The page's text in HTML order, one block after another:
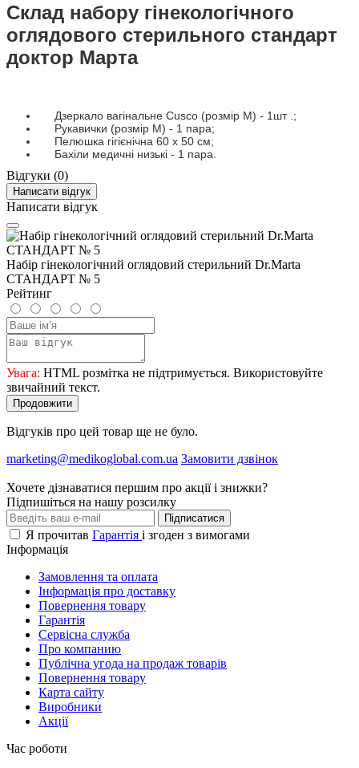
Склад набору гінекологічного
оглядового стерильного стандарт
доктор Марта
Дзеркало вагінальне Cusco (розмір М) - 1шт .;
Рукавички (розмір М) - 1 пара;
Пелюшка гігієнічна 60 х 50 см;
Бахіли медичні низькі - 1 пара.
Відгуки (0)
Написати відгук
Написати відгук
Набір гінекологічний оглядовий стерильний Dr.Marta
СТАНДАРТ № 5
Рейтинг
Увага: HTML розмітка не підтримується. Використовуйте
звичайний текст.
Продовжити
Відгуків про цей товар ще не було.
marketing@medikoglobal.com.ua Замовити дзвінок
Хочете дізнаватися першим про акції і знижки?
Підпишіться на нашу розсилку
Підписатися
Я прочитав Гарантія і згоден з вимогами
Інформація
Замовлення та оплата
Інформація про доставку
Повернення товару
Гарантія
Сервісна служба
Про компанию
Публічна угода на продаж товарів
Повернення товару
Карта сайту
Виробники
Акції
Час роботи